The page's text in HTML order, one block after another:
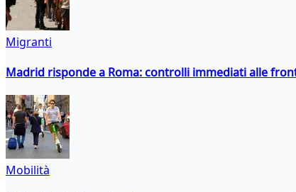
Migranti
Madrid risponde a Roma: controlli immediati alle
Mobilità